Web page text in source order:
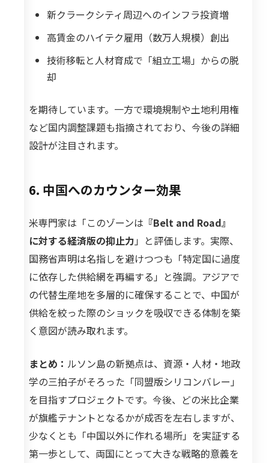
新クラークシティ周辺へのインフラ投資増
高賃金のハイテク雇用（数万人規模）創出
技術移転と人材育成で「組立工場」からの脱
却
を期待しています。一方で環境規制や土地利用権
など国内調整課題も指摘されており、今後の詳細
設計が注目されます。
6. 中国へのカウンター効果
米専門家は「このゾーンは 『Belt and Road』
に対する経済版の抑止力 」と評価します。実際、
国務省声明は名指しを避けつつも「特定国に過度
に依存した供給網を再編する」と強調。アジアで
の代替生産地を多層的に確保することで、中国が
供給を絞った際のショックを吸収できる体制を築
く意図が読み取れます。
まとめ： ルソン島の新拠点は、資源・人材・地政
学の三拍子がそろった「同盟版シリコンバレー」
を目指すプロジェクトです。今後、どの米比企業
が旗艦テナントとなるかが成否を左右しますが、
少なくとも「中国以外に作れる場所」を実証する
第一歩として、両国にとって大きな戦略的意義を